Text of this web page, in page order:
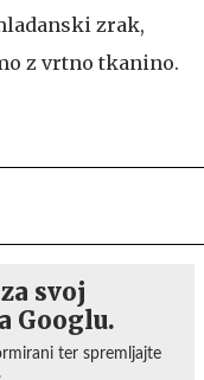
zrak,
z vrtno tkanino.
svoj
Googlu.
ter spremljajte